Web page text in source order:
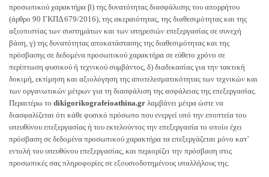
προσωπικού χαρακτήρα β) της δυνατότητας διασφάλισης του απορρήτου
(άρθρο 90 ΓΚΠΔ 679/2016), της ακεραιότητας, της διαθεσιμότητας και της
αξιοπιστίας των συστημάτων και των υπηρεσιών επεξεργασίας σε συνεχή
βάση, γ) της δυνατότητας αποκατάστασης της διαθεσιμότητας και της
πρόσβασης σε δεδομένα προσωπικού χαρακτήρα σε εύθετο χρόνο σε
περίπτωση φυσικού ή τεχνικού συμβάντος, δ) διαδικασίας για την τακτική
δοκιμή, εκτίμηση και αξιολόγηση της αποτελεσματικότητας των τεχνικών και
των οργανωτικών μέτρων για τη διασφάλιση της ασφάλειας της επεξεργασίας.
Περαιτέρω το dikigorikografeioathina.gr λαμβάνει μέτρα ώστε να
διασφαλίζεται ότι κάθε φυσικό πρόσωπο που ενεργεί υπό την εποπτεία του
υπευθύνου επεξεργασίας ή του εκτελούντος την επεξεργασία το οποίο έχει
πρόσβαση σε δεδομένα προσωπικού χαρακτήρα τα επεξεργάζεται μόνο κατ’
εντολή του υπευθύνου επεξεργασίας, και περιορίζει την πρόσβαση στις
προσωπικές σας πληροφορίες σε εξουσιοδοτημένους υπαλλήλους της.